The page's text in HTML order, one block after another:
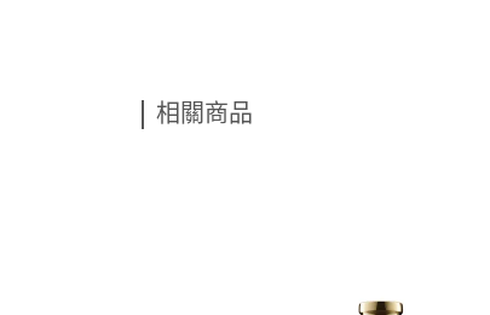
相關商品